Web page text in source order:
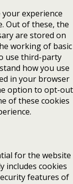
experience
Out of these, the
are stored on
working of basic
use third-party
how you use
in your browser
option to opt-out
of these cookies
for the website
includes cookies
features of